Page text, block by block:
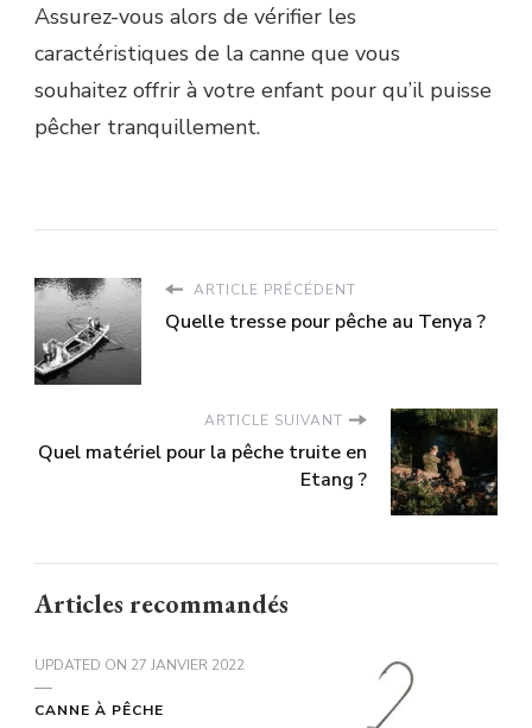
Assurez-vous alors de vérifier les
caractéristiques de la canne que vous
souhaitez offrir à votre enfant pour qu’il puisse
pêcher tranquillement.
ARTICLE PRÉCÉDENT
Quelle tresse pour pêche au Tenya ?
ARTICLE SUIVANT
Quel matériel pour la pêche truite en
Etang ?
Articles recommandés
UPDATED ON 27 JANVIER 2022
CANNE À PÊCHE